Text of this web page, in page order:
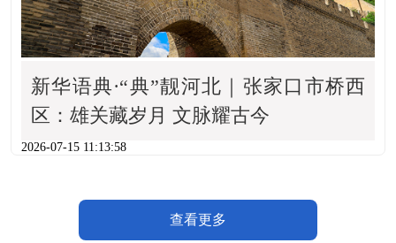
新华语典·“典”靓河北｜张家口市桥西
区：雄关藏岁月 文脉耀古今
2026-07-15 11:13:58
查看更多